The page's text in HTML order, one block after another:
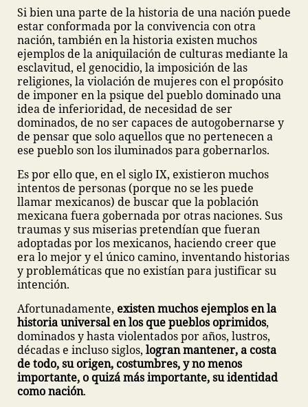
Si bien una parte de la historia de una nación puede
estar conformada por la convivencia con otra
nación, también en la historia existen muchos
ejemplos de la aniquilación de culturas mediante la
esclavitud, el genocidio, la imposición de las
religiones, la violación de mujeres con el propósito
de imponer en la psique del pueblo dominado una
idea de inferioridad, de necesidad de ser
dominados, de no ser capaces de autogobernarse y
de pensar que solo aquellos que no pertenecen a
ese pueblo son los iluminados para gobernarlos.
Es por ello que, en el siglo IX, existieron muchos
intentos de personas (porque no se les puede
llamar mexicanos) de buscar que la población
mexicana fuera gobernada por otras naciones. Sus
traumas y sus miserias pretendían que fueran
adoptadas por los mexicanos, haciendo creer que
era lo mejor y el único camino, inventando historias
y problemáticas que no existían para justificar su
intención.
Afortunadamente, existen muchos ejemplos en la
historia universal en los que pueblos oprimidos,
dominados y hasta violentados por años, lustros,
décadas e incluso siglos, logran mantener, a costa
de todo, su origen, costumbres, y no menos
importante, o quizá más importante, su identidad
como nación.